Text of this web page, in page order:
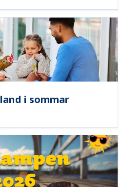
i sommar